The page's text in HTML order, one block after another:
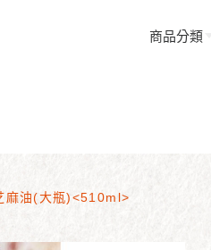
商品分類
麻油(大瓶)<510ml>